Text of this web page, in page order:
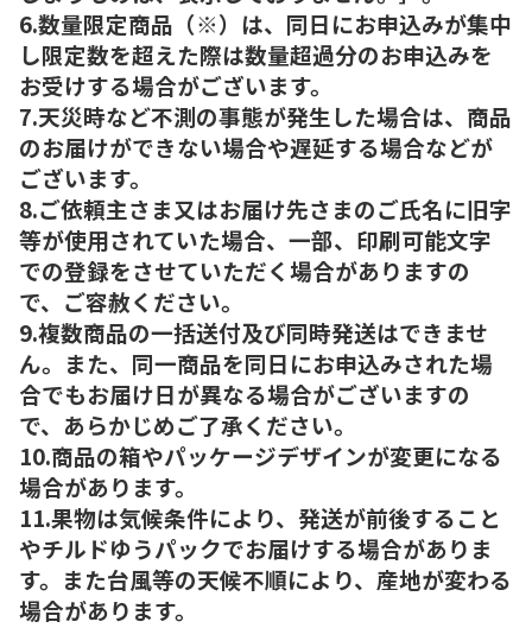
6.数量限定商品（※）は、同日にお申込みが集中
し限定数を超えた際は数量超過分のお申込みを
お受けする場合がございます。
7.天災時など不測の事態が発生した場合は、商品
のお届けができない場合や遅延する場合などが
ございます。
8.ご依頼主さま又はお届け先さまのご氏名に旧字
等が使用されていた場合、一部、印刷可能文字
での登録をさせていただく場合がありますの
で、ご容赦ください。
9.複数商品の一括送付及び同時発送はできませ
ん。また、同一商品を同日にお申込みされた場
合でもお届け日が異なる場合がございますの
で、あらかじめご了承ください。
10.商品の箱やパッケージデザインが変更になる
場合があります。
11.果物は気候条件により、発送が前後すること
やチルドゆうパックでお届けする場合がありま
す。また台風等の天候不順により、産地が変わる
場合があります。